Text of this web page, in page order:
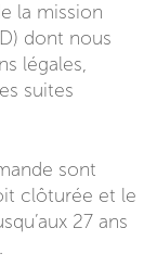
la mission
dont nous
légales,
suites
sont
clôturée et le
27 ans